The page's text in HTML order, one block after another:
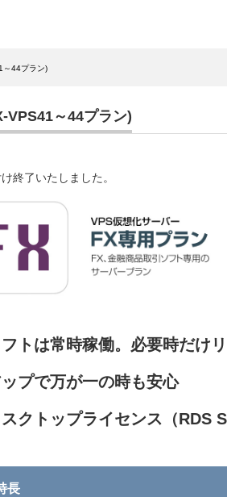
～44プラン)
VPS41～44プラン)
終了いたしました。
フトは常時稼働。必要時だけ
ップで万が一の時も安心
スクトップライセンス（RDS
長